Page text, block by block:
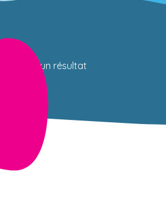
Aucun résultat